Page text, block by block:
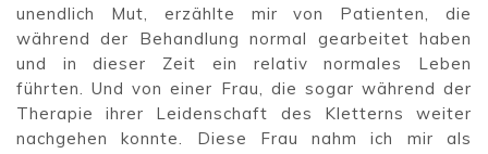
unendlich Mut, erzählte mir von Patienten, die
während der Behandlung normal gearbeitet haben
und in dieser Zeit ein relativ normales Leben
führten. Und von einer Frau, die sogar während der
Therapie ihrer Leidenschaft des Kletterns weiter
nachgehen konnte. Diese Frau nahm ich mir als